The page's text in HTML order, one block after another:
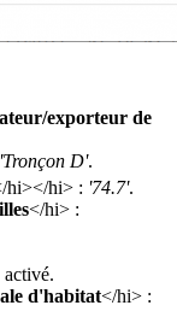
exporteur de
'Tronçon D'.
hi></hi> : '74.7'.
</hi> :
d'habitat</hi> :